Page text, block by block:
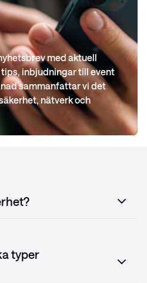
med aktuell
inbjudningar till event
sammanfattar vi det
nätverk och
typer